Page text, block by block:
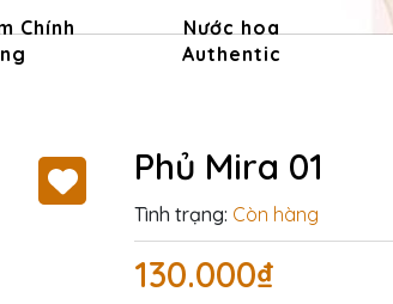
Chính
Nước hoa
Authentic
Phủ Mira 01
Tình trạng: Còn hàng
130.000₫